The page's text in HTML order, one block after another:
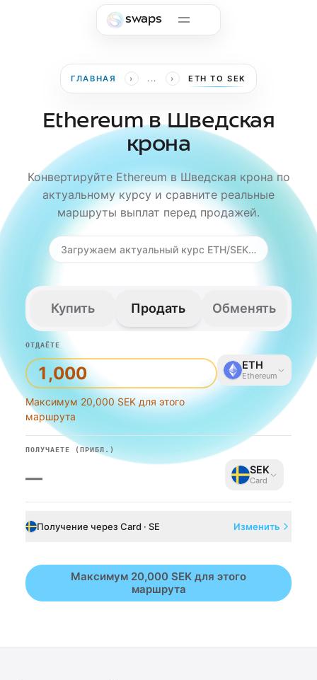
swaps
ГЛАВНАЯ › ... › ETH TO SEK
Ethereum в Шведская
крона
Конвертируйте Ethereum в Шведская крона по
актуальному курсу и сравните реальные
маршруты выплат перед продажей.
Загружаем актуальный курс ETH/SEK…
Купить Продать Обменять
ОТДАЁТЕ
Максимум 20,000 SEK для этого
маршрута
ETH
Ethereum
ПОЛУЧАЕТЕ (ПРИБЛ.)
— SEK
Card
Получение через Card · SE Изменить
Максимум 20,000 SEK для этого
маршрута